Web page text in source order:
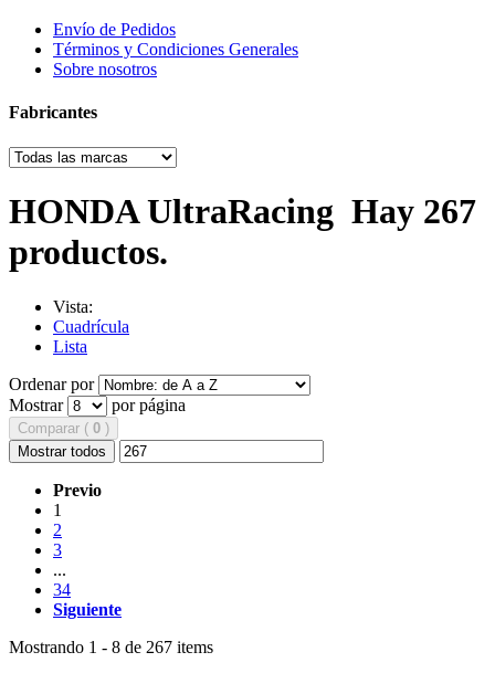
Envío de Pedidos
Términos y Condiciones Generales
Sobre nosotros
Fabricantes
HONDA UltraRacing Hay 267
productos.
Vista:
Cuadrícula
Lista
Ordenar por
Mostrar
por página
Comparar ( 0 )
Mostrar todos
Previo
1
2
3
...
34
Siguiente
Mostrando 1 - 8 de 267 items